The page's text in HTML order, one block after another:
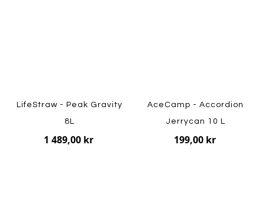
LifeStraw - Peak Gravity
8L
1 489,00 kr
AceCamp - Accordion
Jerrycan 10 L
199,00 kr